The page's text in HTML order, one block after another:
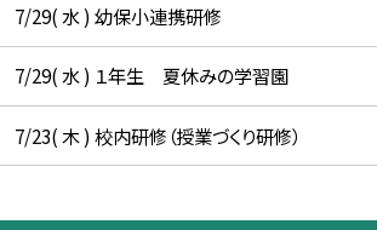
7/29( 水 ) 幼保小連携研修
7/29( 水 ) １年生 夏休みの学習園
7/23( 木 ) 校内研修（授業づくり研修）